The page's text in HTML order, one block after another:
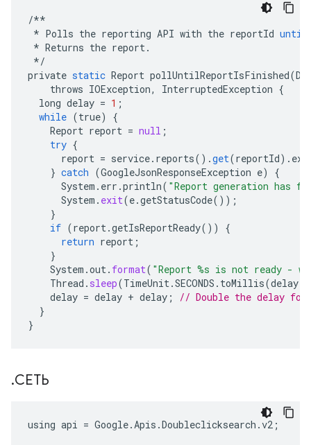
/**
* Polls the reporting API with the reportId until
* Returns the report.
*/
private static Report pollUntilReportIsFinished(
throws IOException, InterruptedException {
long delay = 1 ;
while (true)
{
Report report = null ;
try {
report = service. reports().get(reportId).
} catch (GoogleJsonResponseException e)
{
System . err .println( "Report generation has
System . exit(e.getStatusCode());
}
if (report.getIsReportReady())
{
return report ;
}
System .out. format( "Report %s is not ready -
Thread . sleep(TimeUnit.SECONDS . toMillis(delay
delay = delay + delay ;
// Double the delay
}
}
.СЕТЬ
using api = Google.Apis.Doubleclicksearch.v2;